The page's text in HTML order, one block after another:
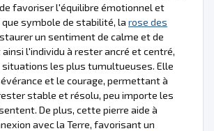
favoriser l'équilibre émotionnel et
symbole de stabilité, la rose des
un sentiment de calme et de
l'individu à rester ancré et centré,
les plus tumultueuses. Elle
et le courage, permettant à
stable et résolu, peu importe les
De plus, cette pierre aide à
avec la Terre, favorisant un